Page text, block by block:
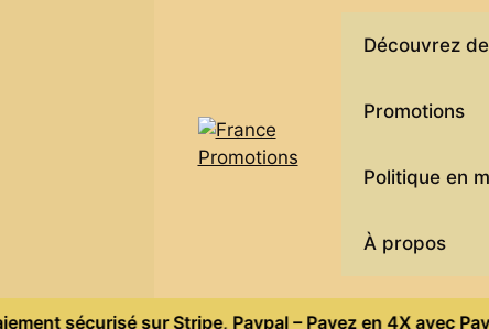
Découvrez
Promotions
Politique en
À propos
sur Stripe, Paypal – Payez en 4X avec Paypal –